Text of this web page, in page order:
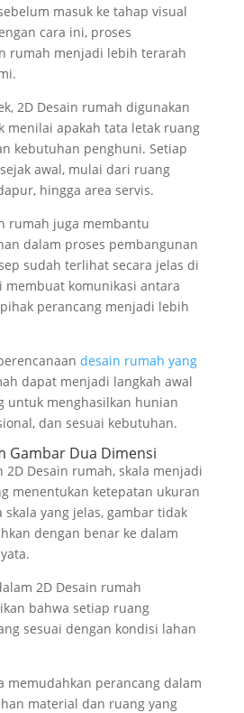
masuk ke tahap visual
cara ini, proses
rumah menjadi lebih terarah
2D Desain rumah digunakan
menilai apakah tata letak ruang
kebutuhan penghuni. Setiap
awal, mulai dari ruang
hingga area servis.
rumah juga membantu
dalam proses pembangunan
sudah terlihat secara jelas di
membuat komunikasi antara
perancang menjadi lebih
desain rumah yang
dapat menjadi langkah awal
untuk menghasilkan hunian
dan sesuai kebutuhan.
Gambar Dua Dimensi
2D Desain rumah, skala menjadi
menentukan ketepatan ukuran
yang jelas, gambar tidak
dengan benar ke dalam
2D Desain rumah
bahwa setiap ruang
sesuai dengan kondisi lahan
memudahkan perancang dalam
material dan ruang yang